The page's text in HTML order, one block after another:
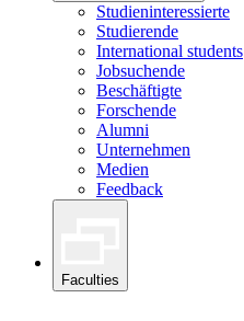
Studieninteressierte
Studierende
International students
Jobsuchende
Beschäftigte
Forschende
Alumni
Unternehmen
Medien
Feedback
Faculties